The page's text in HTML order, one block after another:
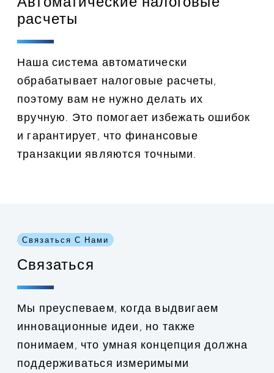
расчеты
Наша система автоматически
обрабатывает налоговые расчеты,
поэтому вам не нужно делать их
вручную. Это помогает избежать ошибок
и гарантирует, что финансовые
транзакции являются точными.
Связаться С Нами
Связаться
Мы преуспеваем, когда выдвигаем
инновационные идеи, но также
понимаем, что умная концепция должна
поддерживаться измеримыми